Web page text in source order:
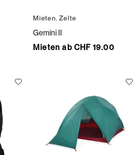
Mieten,Zelte
Gemini II
Mieten ab CHF 19.00